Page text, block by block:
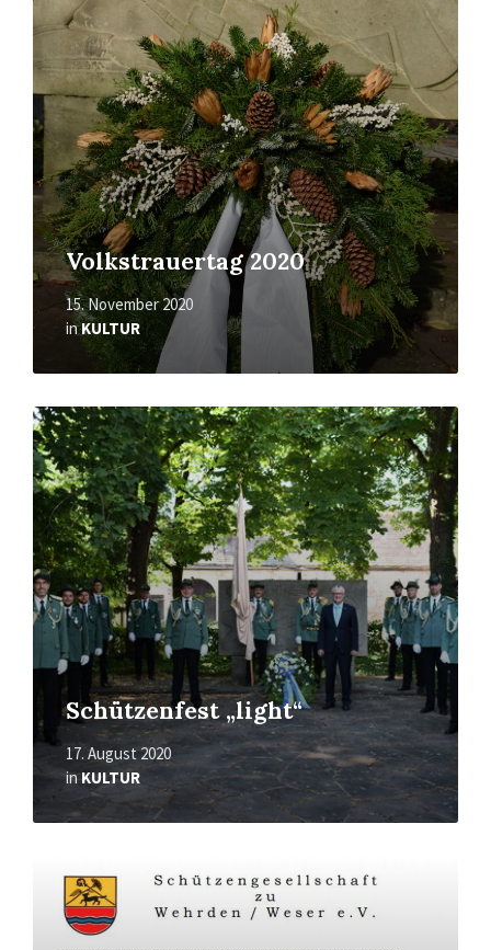
Volkstrauertag 2020
15. November 2020
inKULTUR
Schützenfest „light“
17. August 2020
inKULTUR
Mehr
erfahren
erfahren